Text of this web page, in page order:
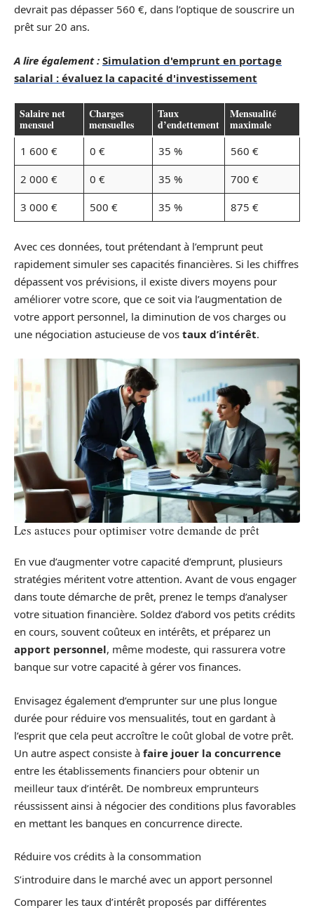
devrait pas dépasser 560 €, dans l’optique de souscrire un
prêt sur 20 ans.
A lire également : Simulation d'emprunt en portage
salarial : évaluez la capacité d'investissement
Salaire net
mensuel
Charges
mensuelles
Taux
d’endettement
Mensualité
maximale
1 600 € 0 € 35 %
560 €
2 000 €
0 € 35 %
700 €
3 000 €
500 € 35 % 875 €
Avec ces données, tout prétendant à l’emprunt peut
rapidement simuler ses capacités financières. Si les chiffres
dépassent vos prévisions, il existe divers moyens pour
améliorer votre score, que ce soit via l’augmentation de
votre apport personnel, la diminution de vos charges ou
une négociation astucieuse de vos taux d’intérêt.
Les astuces pour optimiser votre demande de prêt
En vue d’augmenter votre capacité d’emprunt, plusieurs
stratégies méritent votre attention. Avant de vous engager
dans toute démarche de prêt, prenez le temps d’analyser
votre situation financière. Soldez d’abord vos petits crédits
en cours, souvent coûteux en intérêts, et préparez un
apport personnel, même modeste, qui rassurera votre
banque sur votre capacité à gérer vos finances.
Envisagez également d’emprunter sur une plus longue
durée pour réduire vos mensualités, tout en gardant à
l’esprit que cela peut accroître le coût global de votre prêt.
Un autre aspect consiste à faire jouer la concurrence
entre les établissements financiers pour obtenir un
meilleur taux d’intérêt. De nombreux emprunteurs
réussissent ainsi à négocier des conditions plus favorables
en mettant les banques en concurrence directe.
Réduire vos crédits à la consommation
S’introduire dans le marché avec un apport personnel
Comparer les taux d’intérêt proposés par différentes